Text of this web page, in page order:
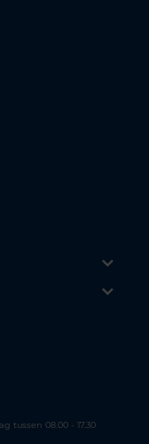
tussen 08.00 - 17.30